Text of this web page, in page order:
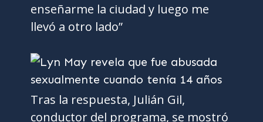
enseñarme la ciudad y luego me
llevó a otro lado”
Tras la respuesta, Julián Gil,
conductor del programa, se mostró